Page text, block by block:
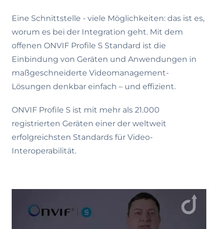
Eine Schnittstelle - viele Möglichkeiten: das ist es,
worum es bei der Integration geht. Mit dem
offenen ONVIF Profile S Standard ist die
Einbindung von Geräten und Anwendungen in
maßgeschneiderte Videomanagement-
Lösungen denkbar einfach – und effizient.
ONVIF Profile S ist mit mehr als 21.000
registrierten Geräten einer der weltweit
erfolgreichsten Standards für Video-
Interoperabilität.